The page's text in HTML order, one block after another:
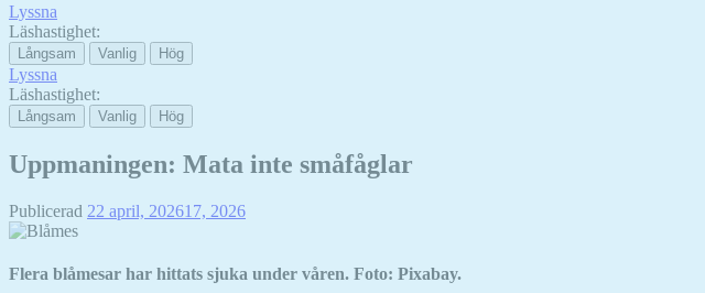
Lyssna
Läshastighet:
Långsam Vanlig Hög
Lyssna
Läshastighet:
Långsam Vanlig Hög
Uppmaningen: Mata inte småfåglar
Publicerad 22 april, 202617, 2026
Flera blåmesar har hittats sjuka under våren. Foto: Pixabay.